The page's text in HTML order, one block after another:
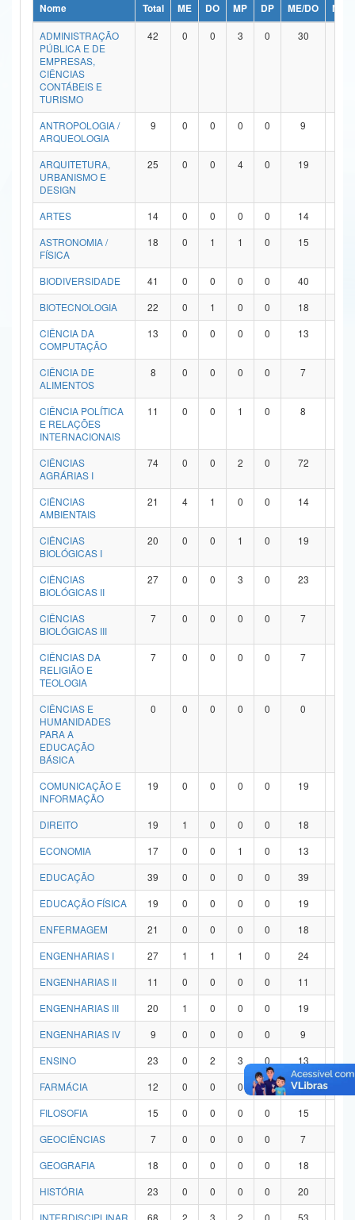
Ministério da Ciência, Tecnologia, Inovações e Comunicações
Ministério do Meio Ambiente
Ministério do Turismo
Ministério do Desenvolvimento Regional
Controladoria-Geral da União
Ministério da Mulher, da Família e dos Direitos Humanos
Secretaria de Governo
Advocacia-Geral da União
Banco Central do Brasil
Nome Total ME DO MP DP ME/DO
MP/
ADMINISTRAÇÃO
PÚBLICA E DE
EMPRESAS,
CIÊNCIAS
CONTÁBEIS E
TURISMO
42 0 0 3 0 30
ANTROPOLOGIA /
ARQUEOLOGIA
9 0 0 0 0 9
ARQUITETURA,
URBANISMO E
DESIGN
25 0 0 4 0 19
ARTES 14 0 0 0 0 14
ASTRONOMIA /
FÍSICA
18 0 1 1 0 15
BIODIVERSIDADE 41 0 0 0 0 40
BIOTECNOLOGIA
22 0 1 0 0 18
CIÊNCIA DA
COMPUTAÇÃO
13 0 0 0 0 13
CIÊNCIA DE
ALIMENTOS
8 0 0 0 0 7
CIÊNCIA POLÍTICA
E RELAÇÕES
INTERNACIONAIS
11 0 0 1 0 8
CIÊNCIAS
AGRÁRIAS I
74 0 0 2 0 72
CIÊNCIAS
AMBIENTAIS
21 4 1 0 0 14
CIÊNCIAS
BIOLÓGICAS I
20 0 0 1 0 19
CIÊNCIAS
BIOLÓGICAS II
27 0 0 3 0 23
CIÊNCIAS
BIOLÓGICAS III
7 0 0 0 0 7
CIÊNCIAS DA
RELIGIÃO E
TEOLOGIA
7 0 0 0 0 7
CIÊNCIAS E
HUMANIDADES
PARA A
EDUCAÇÃO
BÁSICA
0 0 0 0 0 0
COMUNICAÇÃO E
INFORMAÇÃO
19 0 0 0 0 19
DIREITO 19 1 0 0 0 18
ECONOMIA
17 0 0 1 0 13
EDUCAÇÃO
39 0 0 0 0 39
EDUCAÇÃO FÍSICA
19 0 0 0 0 19
ENFERMAGEM
21 0 0 0 0 18
ENGENHARIAS I
27 1 1 1 0 24
ENGENHARIAS II
11 0 0 0 0 11
ENGENHARIAS III
20 1 0 0 0 19
ENGENHARIAS IV
9 0 0 0 0 9
ENSINO
23 0 2 3 0 13
FARMÁCIA
12 0 0 0 0 12
FILOSOFIA
15 0 0 0 0 15
GEOCIÊNCIAS
7 0 0 0 0 7
GEOGRAFIA
18 0 0 0 0 18
HISTÓRIA
23 0 0 0 0 20
INTERDISCIPLINAR
68 2 3 2 0 53